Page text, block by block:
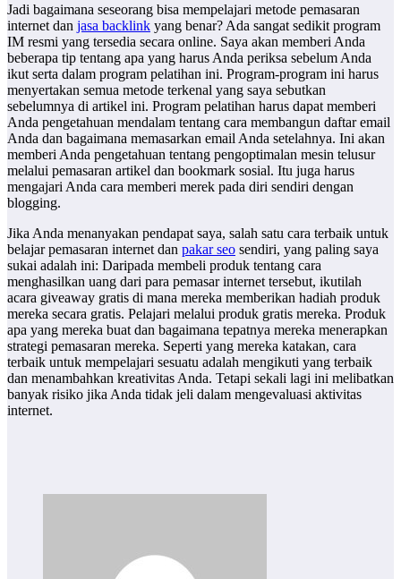
Jadi bagaimana seseorang bisa mempelajari metode pemasaran
internet dan jasa backlink yang benar? Ada sangat sedikit program
IM resmi yang tersedia secara online. Saya akan memberi Anda
beberapa tip tentang apa yang harus Anda periksa sebelum Anda
ikut serta dalam program pelatihan ini. Program-program ini harus
menyertakan semua metode terkenal yang saya sebutkan
sebelumnya di artikel ini. Program pelatihan harus dapat memberi
Anda pengetahuan mendalam tentang cara membangun daftar email
Anda dan bagaimana memasarkan email Anda setelahnya. Ini akan
memberi Anda pengetahuan tentang pengoptimalan mesin telusur
melalui pemasaran artikel dan bookmark sosial. Itu juga harus
mengajari Anda cara memberi merek pada diri sendiri dengan
blogging.
Jika Anda menanyakan pendapat saya, salah satu cara terbaik untuk
belajar pemasaran internet dan pakar seo sendiri, yang paling saya
sukai adalah ini: Daripada membeli produk tentang cara
menghasilkan uang dari para pemasar internet tersebut, ikutilah
acara giveaway gratis di mana mereka memberikan hadiah produk
mereka secara gratis. Pelajari melalui produk gratis mereka. Produk
apa yang mereka buat dan bagaimana tepatnya mereka menerapkan
strategi pemasaran mereka. Seperti yang mereka katakan, cara
terbaik untuk mempelajari sesuatu adalah mengikuti yang terbaik
dan menambahkan kreativitas Anda. Tetapi sekali lagi ini melibatkan
banyak risiko jika Anda tidak jeli dalam mengevaluasi aktivitas
internet.